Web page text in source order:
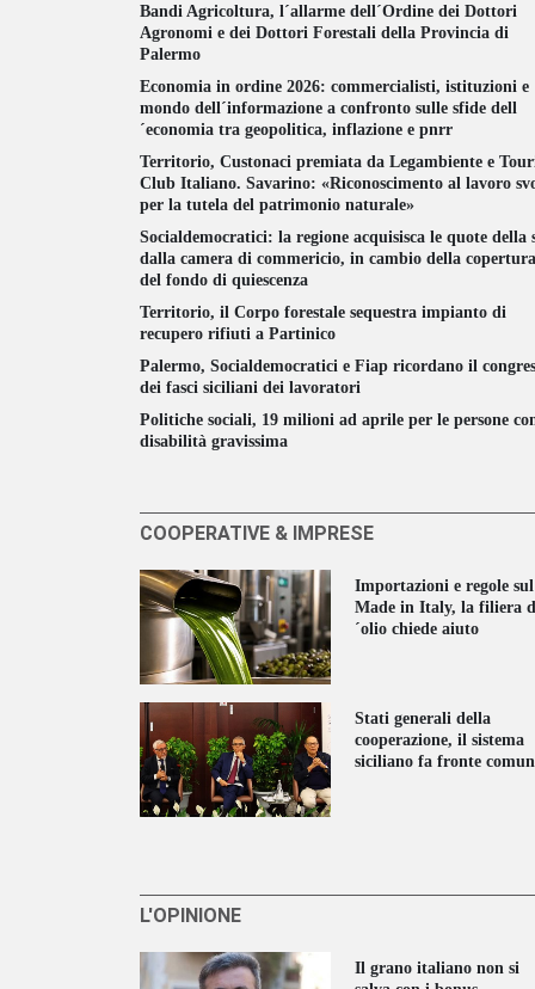
Bandi Agricoltura, l´allarme dell´Ordine dei Dottori
Agronomi e dei Dottori Forestali della Provincia di
Palermo
Economia in ordine 2026: commercialisti, istituzioni e
mondo dell´informazione a confronto sulle sfide dell
´economia tra geopolitica, inflazione e pnrr
Territorio, Custonaci premiata da Legambiente e
Club Italiano. Savarino: «Riconoscimento al lavoro
per la tutela del patrimonio naturale»
Socialdemocratici: la regione acquisisca le quote della
dalla camera di commericio, in cambio della copertura
del fondo di quiescenza
Territorio, il Corpo forestale sequestra impianto di
recupero rifiuti a Partinico
Palermo, Socialdemocratici e Fiap ricordano il
dei fasci siciliani dei lavoratori
Politiche sociali, 19 milioni ad aprile per le persone
disabilità gravissima
COOPERATIVE & IMPRESE
Importazioni e regole sul
Made in Italy, la filiera
´olio chiede aiuto
Stati generali della
cooperazione, il sistema
siciliano fa fronte
L'OPINIONE
Il grano italiano non si